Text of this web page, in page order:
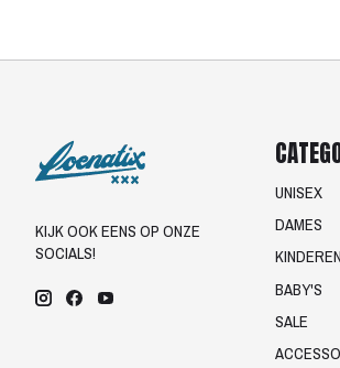
KIJK OOK EENS OP ONZE
SOCIALS!
UNISEX
DAMES
KINDEREN
BABY'S
SALE